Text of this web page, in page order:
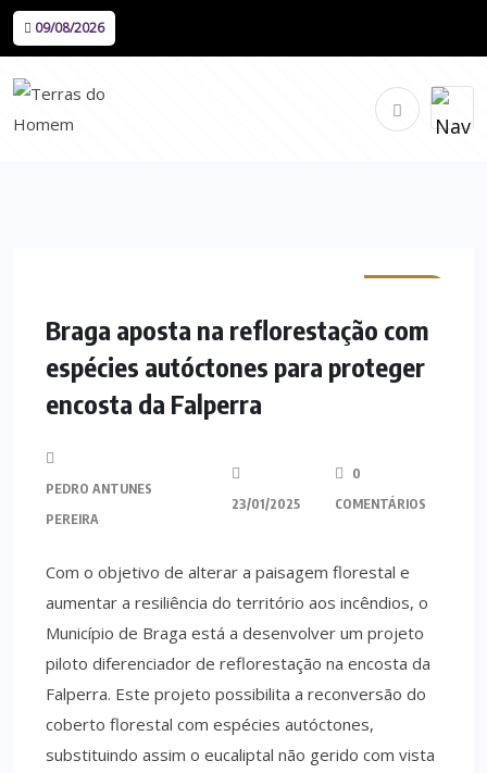
09/08/2026
Braga aposta na reflorestação com
espécies autóctones para proteger
encosta da Falperra
PEDRO ANTUNES
PEREIRA
23/01/2025
0
COMENTÁRIOS
Com o objetivo de alterar a paisagem florestal e
aumentar a resiliência do território aos incêndios, o
Município de Braga está a desenvolver um projeto
piloto diferenciador de reflorestação na encosta da
Falperra. Este projeto possibilita a reconversão do
coberto florestal com espécies autóctones,
substituindo assim o eucaliptal não gerido com vista